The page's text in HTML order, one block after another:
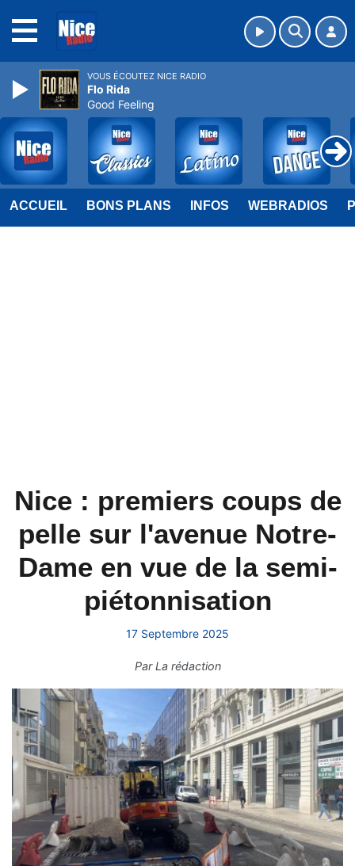
ACCUEIL BONS PLANS INFOS WEBRADIOS
Nice : premiers coups de
pelle sur l'avenue Notre-
Dame en vue de la semi-
piétonnisation
17 Septembre 2025
ParLa rédaction
VOUS ÉCOUTEZ NICE RADIO
Flo Rida
Good Feeling